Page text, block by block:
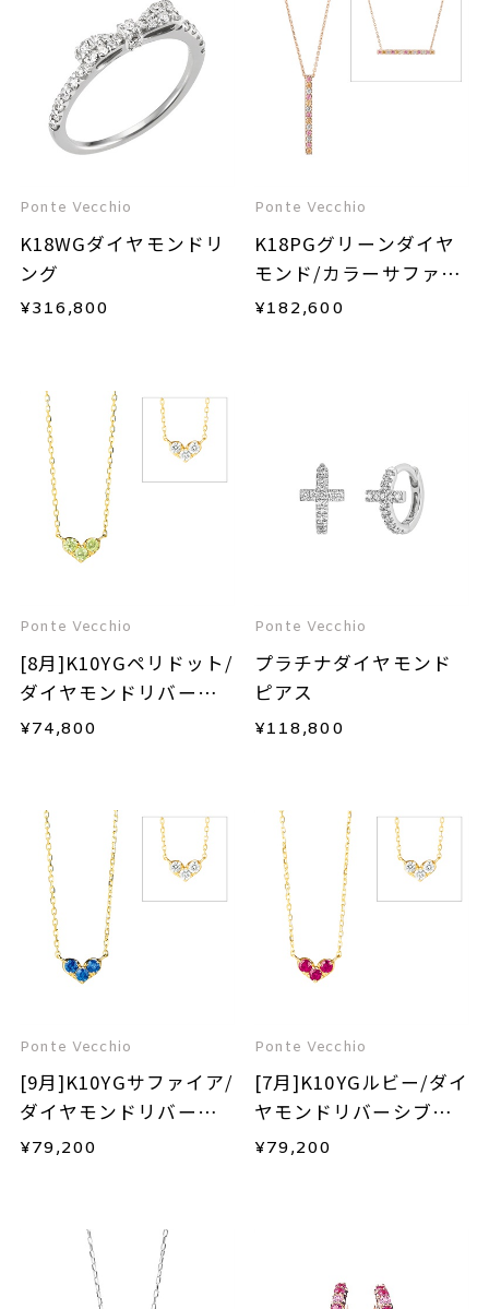
Ponte Vecchio
K18WGダイヤモンドリ
ング
¥316,800
Ponte Vecchio
K18PGグリーンダイヤ
モンド/カラーサファイ
ア/ダイヤモンドネック
¥182,600
Ponte Vecchio
[8月]K10YGペリドット/
ダイヤモンドリバーシ
ブルネックレス
¥74,800
Ponte Vecchio
プラチナダイヤモンド
ピアス
¥118,800
Ponte Vecchio
[9月]K10YGサファイア/
ダイヤモンドリバーシ
ブルネックレス
¥79,200
Ponte Vecchio
[7月]K10YGルビー/ダイ
ヤモンドリバーシブル
ネックレス
¥79,200